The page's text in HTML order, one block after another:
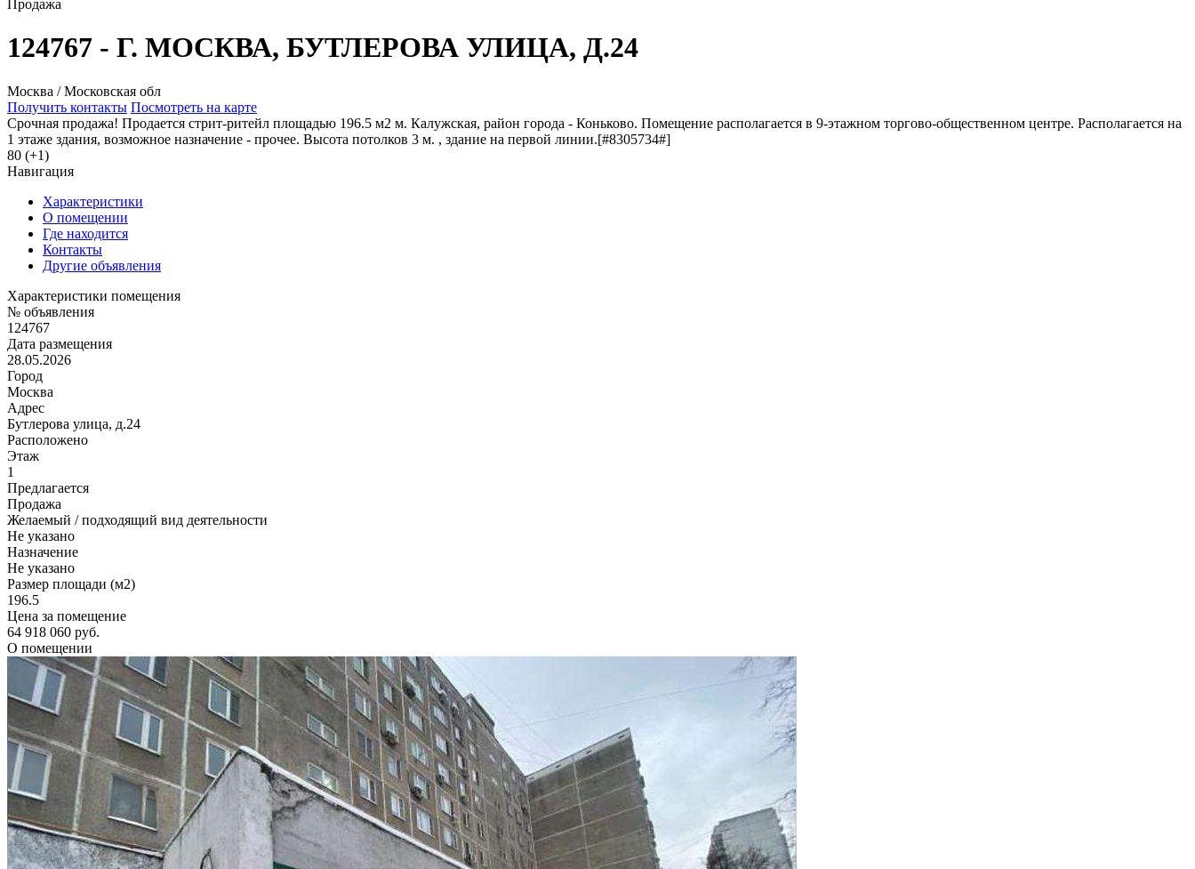
Продажа
124767 - Г. МОСКВА, БУТЛЕРОВА УЛИЦА, Д.24
Москва / Московская обл
Получить контакты Посмотреть на карте
Срочная продажа! Продается стрит-ритейл площадью 196.5 м2 м. Калужская, район города - Коньково. Помещение располагается в 9-этажном торгово-общественном центре. Располагается на
1 этаже здания, возможное назначение - прочее. Высота потолков 3 м. , здание на первой линии.[#8305734#]
80 (+1)
Навигация
Характеристики
О помещении
Где находится
Контакты
Другие объявления
Характеристики помещения
№ объявления
124767
Дата размещения
28.05.2026
Город
Москва
Адрес
Бутлерова улица, д.24
Расположено
Этаж
1
Предлагается
Продажа
Желаемый / подходящий вид деятельности
Не указано
Назначение
Не указано
Размер площади (м2)
196.5
Цена за помещение
64 918 060 руб.
О помещении